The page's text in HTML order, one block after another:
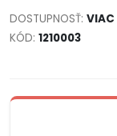
DOSTUPNOSŤ: VIAC
KÓD: 1210003